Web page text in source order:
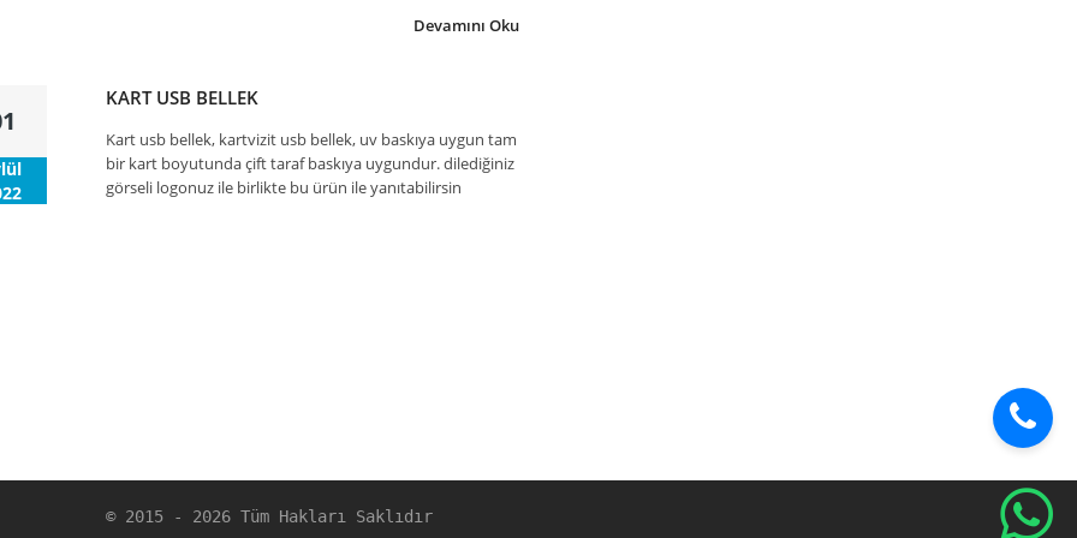
Devamını Oku
KART USB BELLEK
Kart usb bellek, kartvizit usb bellek, uv baskıya uygun tam
bir kart boyutunda çift taraf baskıya uygundur. dilediğiniz
görseli logonuz ile birlikte bu ürün ile yanıtabilirsin
© 2015 - 2026 Tüm Hakları Saklıdır